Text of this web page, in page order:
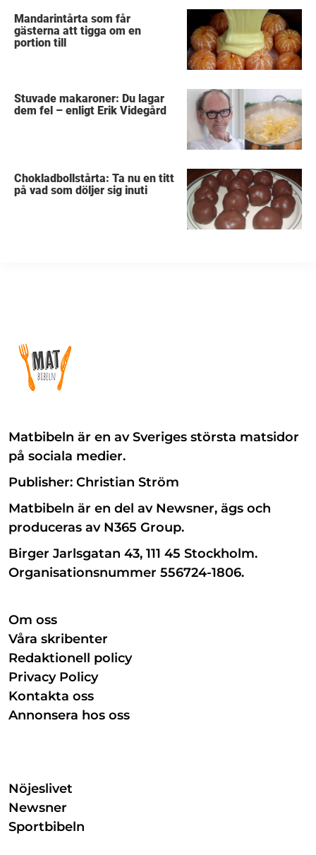
Mandarintårta som får
gästerna att tigga om en
portion till
Stuvade makaroner: Du lagar
dem fel – enligt Erik Videgård
Chokladbollstårta: Ta nu en titt
på vad som döljer sig inuti
Matbibeln är en av Sveriges största matsidor
på sociala medier.
Publisher: Christian Ström
Matbibeln är en del av Newsner, ägs och
produceras av N365 Group.
Birger Jarlsgatan 43, 111 45 Stockholm.
Organisationsnummer 556724-1806.
Om oss
Våra skribenter
Redaktionell policy
Privacy Policy
Kontakta oss
Annonsera hos oss
Nöjeslivet
Newsner
Sportbibeln